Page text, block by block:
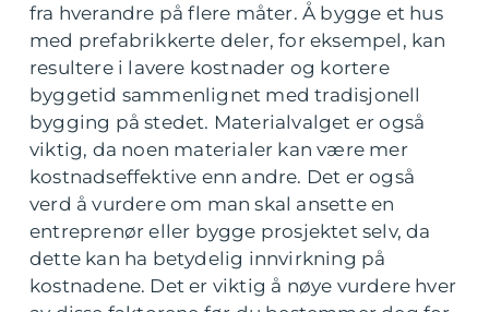
fra hverandre på flere måter. Å bygge et hus
med prefabrikkerte deler, for eksempel, kan
resultere i lavere kostnader og kortere
byggetid sammenlignet med tradisjonell
bygging på stedet. Materialvalget er også
viktig, da noen materialer kan være mer
kostnadseffektive enn andre. Det er også
verd å vurdere om man skal ansette en
entreprenør eller bygge prosjektet selv, da
dette kan ha betydelig innvirkning på
kostnadene. Det er viktig å nøye vurdere hver